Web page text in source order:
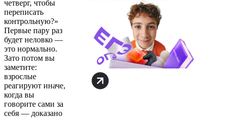
четверг, чтобы
переписать
контрольную?»
Первые пару раз
будет неловко —
это нормально.
Зато потом вы
заметите:
взрослые
реагируют иначе,
когда вы
говорите сами за
себя — доказано